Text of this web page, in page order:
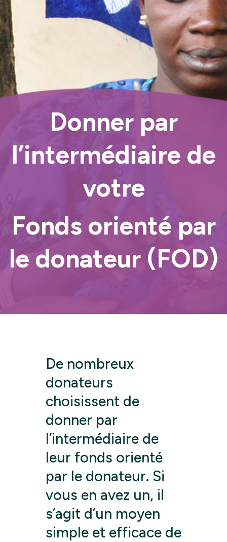
Donner par
l’intermédiaire de
votre
Fonds orienté par
le donateur (FOD)
De nombreux
donateurs
choisissent de
donner par
l’intermédiaire de
leur fonds orienté
par le donateur. Si
vous en avez un, il
s’agit d’un moyen
simple et efficace de